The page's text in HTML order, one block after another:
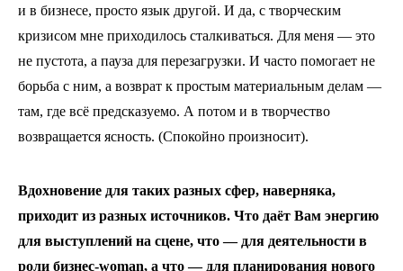
и в бизнесе, просто язык другой. И да, с творческим
кризисом мне приходилось сталкиваться. Для меня — это
не пустота, а пауза для перезагрузки. И часто помогает не
борьба с ним, а возврат к простым материальным делам —
там, где всё предсказуемо. А потом и в творчество
возвращается ясность. (Спокойно произносит).
Вдохновение для таких разных сфер, наверняка,
приходит из разных источников. Что даёт Вам энергию
для выступлений на сцене, что — для деятельности в
роли бизнес-woman, а что — для планирования нового